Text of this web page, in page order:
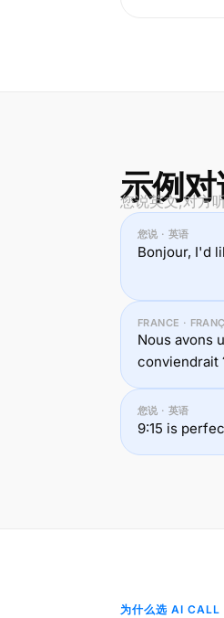
示例
您说英文,对方
您说 · 英语
Bonjour, I'd
FRANCE ·
Nous avons
conviendrait
您说 · 英语
9:15 is
为什么选 AI CALL